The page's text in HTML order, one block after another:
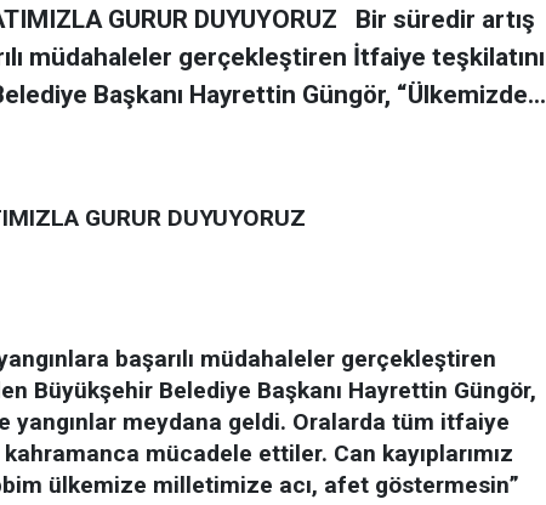
GURUR DUYUYORUZ Bir süredir artış
müdahaleler gerçekleştiren İtfaiye teşkilatını
Başkanı Hayrettin Güngör, “Ülkemizde...
GURUR DUYUYORUZ
başarılı müdahaleler gerçekleştiren
Büyükşehir Belediye Başkanı Hayrettin Güngör,
yangınlar meydana geldi. Oralarda tüm itfaiye
mücadele ettiler. Can kayıplarımız
ülkemize milletimize acı, afet göstermesin”